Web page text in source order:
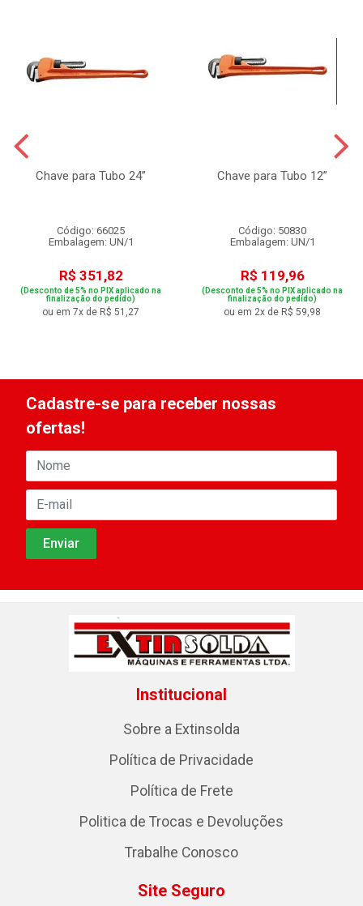
Chave para Tubo 24”
Código: 66025
Embalagem: UN/1
R$ 351,82
(Desconto de 5% no PIX aplicado na
finalização do pedido)
ou em 7x de R$ 51,27
Chave para Tubo 12”
Código: 50830
Embalagem: UN/1
R$ 119,96
(Desconto de 5% no PIX aplicado na
finalização do pedido)
ou em 2x de R$ 59,98
Cadastre-se para receber nossas
ofertas!
Institucional
Sobre a Extinsolda
Política de Privacidade
Política de Frete
Politica de Trocas e Devoluções
Trabalhe Conosco
Site Seguro